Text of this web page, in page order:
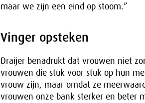
maar we zijn een eind op stoom.”
Vinger opsteken
Draijer benadrukt dat vrouwen niet
vrouwen die stuk voor stuk op hun
vrouw zijn, maar omdat ze
vrouwen onze bank sterker en beter